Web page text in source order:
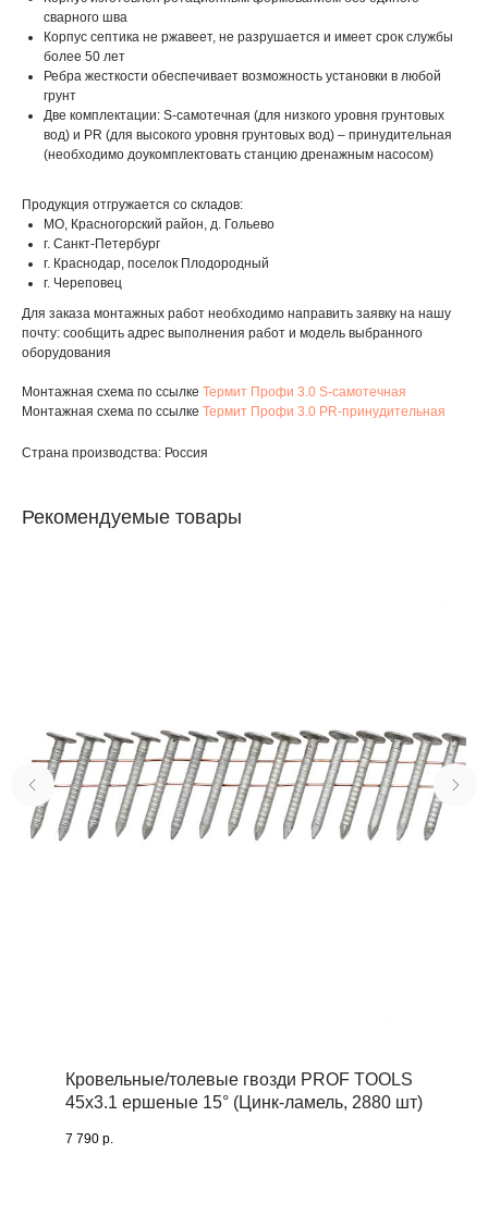
сварного шва
Корпус септика не ржавеет, не разрушается и имеет срок службы
более 50 лет
Ребра жесткости обеспечивает возможность установки в любой
грунт
Две комплектации: S-самотечная (для низкого уровня грунтовых
вод) и PR (для высокого уровня грунтовых вод) – принудительная
(необходимо доукомплектовать станцию дренажным насосом)
Продукция отгружается со складов:
МО, Красногорский район, д. Гольево
г. Санкт-Петербург
г. Краснодар, поселок Плодородный
г. Череповец
Для заказа монтажных работ необходимо направить заявку на нашу
почту: сообщить адрес выполнения работ и модель выбранного
оборудования
Монтажная схема по ссылке Термит Профи 3.0 S-самотечная
Монтажная схема по ссылке Термит Профи 3.0 PR-принудительная
Страна производства: Россия
Рекомендуемые товары
Кровельные/толевые гвозди PROF TOOLS
45х3.1 ершеные 15° (Цинк-ламель, 2880 шт)
7 790 р.